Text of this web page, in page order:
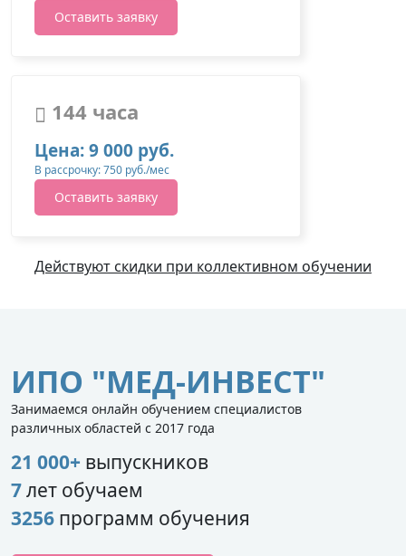
Оставить заявку
144 часа
Цена: 9 000 руб.
В рассрочку: 750 руб./мес
Оставить заявку
Действуют скидки при коллективном обучении
ИПО "МЕД-ИНВЕСТ"
Занимаемся онлайн обучением специалистов
различных областей с 2017 года
21 000+ выпускников
7лет обучаем
3256 программ обучения